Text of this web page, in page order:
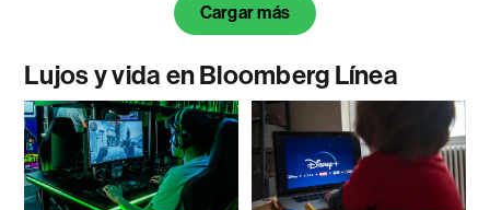
Cargar más
Lujos y vida en Bloomberg Línea